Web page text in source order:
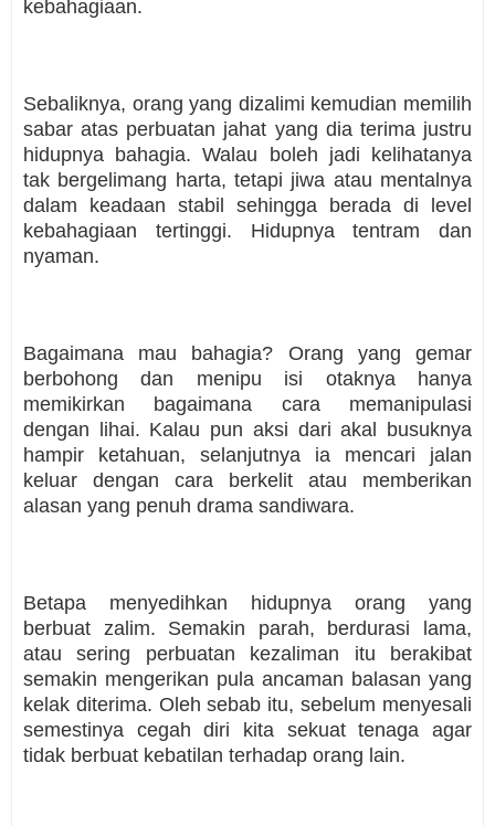
kebahagiaan.
Sebaliknya, orang yang dizalimi kemudian memilih
sabar atas perbuatan jahat yang dia terima justru
hidupnya bahagia. Walau boleh jadi kelihatanya
tak bergelimang harta, tetapi jiwa atau mentalnya
dalam keadaan stabil sehingga berada di level
kebahagiaan tertinggi. Hidupnya tentram dan
nyaman.
Bagaimana mau bahagia? Orang yang gemar
berbohong dan menipu isi otaknya hanya
memikirkan bagaimana cara memanipulasi
dengan lihai. Kalau pun aksi dari akal busuknya
hampir ketahuan, selanjutnya ia mencari jalan
keluar dengan cara berkelit atau memberikan
alasan yang penuh drama sandiwara.
Betapa menyedihkan hidupnya orang yang
berbuat zalim. Semakin parah, berdurasi lama,
atau sering perbuatan kezaliman itu berakibat
semakin mengerikan pula ancaman balasan yang
kelak diterima. Oleh sebab itu, sebelum menyesali
semestinya cegah diri kita sekuat tenaga agar
tidak berbuat kebatilan terhadap orang lain.